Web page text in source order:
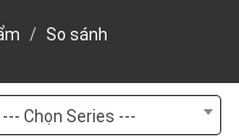
So sánh
--- Chọn Series ---